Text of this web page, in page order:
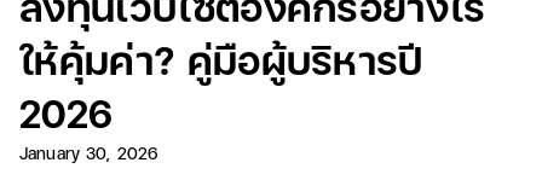
ให้คุ้มค่า? คู่มือผู้บริหารปี
2026
January 30, 2026